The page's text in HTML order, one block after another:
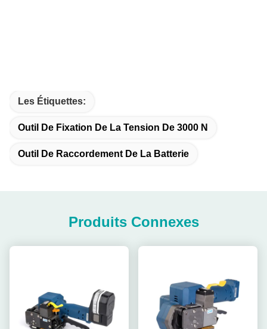
Les Étiquettes:
Outil De Fixation De La Tension De 3000 N
Outil De Raccordement De La Batterie
Produits Connexes